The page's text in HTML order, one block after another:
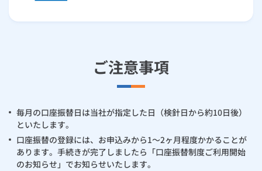
ご注意事項
毎月の口座振替日は当社が指定した日（検針日から約10日後）
といたします。
口座振替の登録には、お申込みから1～2ヶ月程度かかることが
あります。手続きが完了しましたら「口座振替制度ご利用開始
のお知らせ」でお知らせいたします。